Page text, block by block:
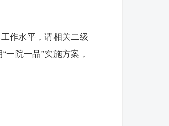
作水平，请相关二级
院一品”实施方案，